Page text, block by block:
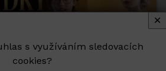
s využíváním sledovacích
cookies?
✕